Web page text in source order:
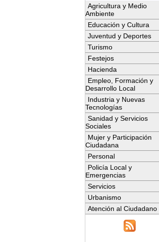
Agricultura y Medio
Ambiente
Educación y Cultura
Juventud y Deportes
Turismo
Festejos
Hacienda
Empleo, Formación y
Desarrollo Local
Industria y Nuevas
Tecnologías
Sanidad y Servicios
Sociales
Mujer y Participación
Ciudadana
Personal
Policía Local y
Emergencias
Servicios
Urbanismo
Atención al Ciudadano